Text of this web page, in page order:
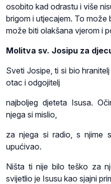
osobito kad odrastu i više
brigom i utjecajem. To može
može biti olakšana vjerom i
Molitva sv. Josipu za
Sveti Josipe, ti si bio
otac i odgojitelj
najboljeg djeteta Isusa.
njega si mislio,
za njega si radio, s njime
upućivao.
Ništa ti nije bilo teško za
svijetlio je Isusu kao sjajni